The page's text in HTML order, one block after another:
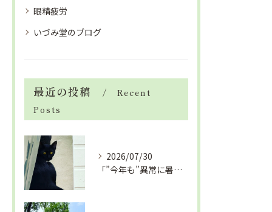
眼精疲労
いづみ堂のブログ
最近の投稿
Recent
Posts
2026/07/30
「”今年も”異常に暑い夏」酷暑+冷房＝夏風邪、腰痛、ひざの痛...